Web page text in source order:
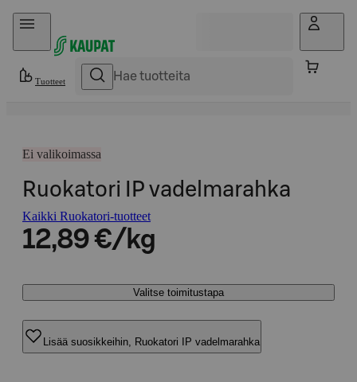
Hyppää sisältöön
Tuotteet
Ei valikoimassa
Ruokatori IP vadelmarahka
Kaikki Ruokatori-tuotteet
12,89 €/kg
Valitse toimitustapa
Lisää suosikkeihin, Ruokatori IP vadelmarahka